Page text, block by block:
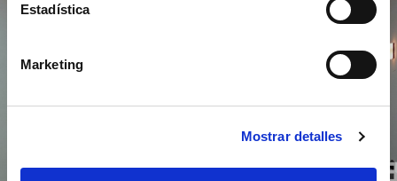
Estadística
Marketing
Mostrar detalles